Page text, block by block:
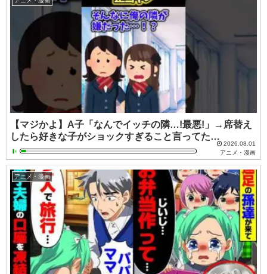
【マジかよ】A子「なんでイッチの隣…!最悪!」→席替え
したら好きな子がショックすぎること言ってた…
2026.08.01
アニメ・漫画
アニメ・漫画